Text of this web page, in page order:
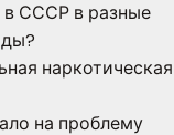
в СССР в разные
наркотическая
на проблему